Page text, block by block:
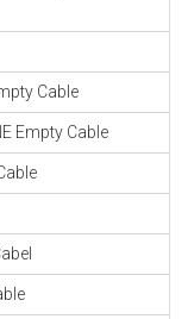
Cable
Empty Cable